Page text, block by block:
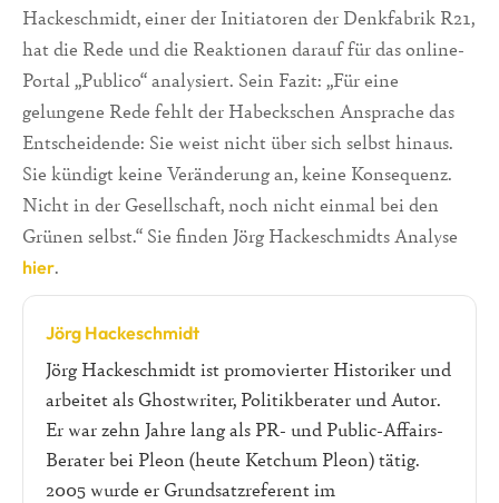
Hackeschmidt, einer der Initiatoren der Denkfabrik R21,
hat die Rede und die Reaktionen darauf für das online-
Portal „Publico“ analysiert. Sein Fazit: „Für eine
gelungene Rede fehlt der Habeckschen Ansprache das
Entscheidende: Sie weist nicht über sich selbst hinaus.
Sie kündigt keine Veränderung an, keine Konsequenz.
Nicht in der Gesellschaft, noch nicht einmal bei den
Grünen selbst.“ Sie finden Jörg Hackeschmidts Analyse
hier.
Jörg Hackeschmidt
Jörg Hackeschmidt ist promovierter Historiker und
arbeitet als Ghostwriter, Politikberater und Autor.
Er war zehn Jahre lang als PR- und Public-Affairs-
Berater bei Pleon (heute Ketchum Pleon) tätig.
2005 wurde er Grundsatzreferent im